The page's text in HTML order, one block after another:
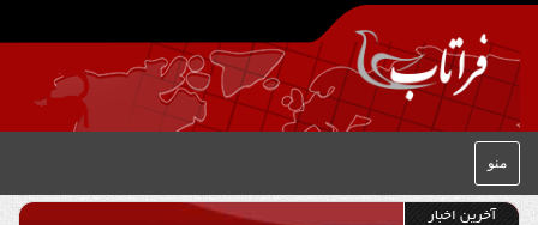
منو
آخرین اخبار